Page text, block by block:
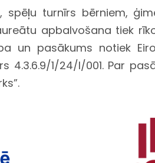
turnīrs bērniem,
apbalvošana tiek
un pasākums notiek
4.3.6.9/1/24/I/001. Par